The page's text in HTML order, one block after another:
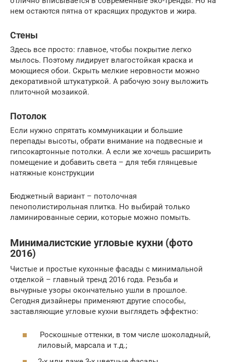
нем остаются пятна от красящих продуктов и жира.
Стены
Здесь все просто: главное, чтобы покрытие легко
мылось. Поэтому лидирует влагостойкая краска и
моющиеся обои. Скрыть мелкие неровности можно
декоративной штукатуркой. А рабочую зону выложить
плиточной мозаикой.
Потолок
Если нужно спрятать коммуникации и большие
перепады высоты, обрати внимание на подвесные и
гипсокартонные потолки. А если же хочешь расширить
помещение и добавить света – для тебя глянцевые
натяжные конструкции
Бюджетный вариант – потолочная
пенополистирольная плитка. Но выбирай только
ламинированные серии, которые можно помыть.
Минималистские угловые кухни (фото
2016)
Чистые и простые кухонные фасады с минимальной
отделкой – главный тренд 2016 года. Резьба и
вычурные узоры окончательно ушли в прошлое.
Сегодня дизайнеры применяют другие способы,
заставляющие угловые кухни выглядеть эффектно:
Роскошные оттенки, в том числе шоколадный,
лиловый, марсала и т.д.;